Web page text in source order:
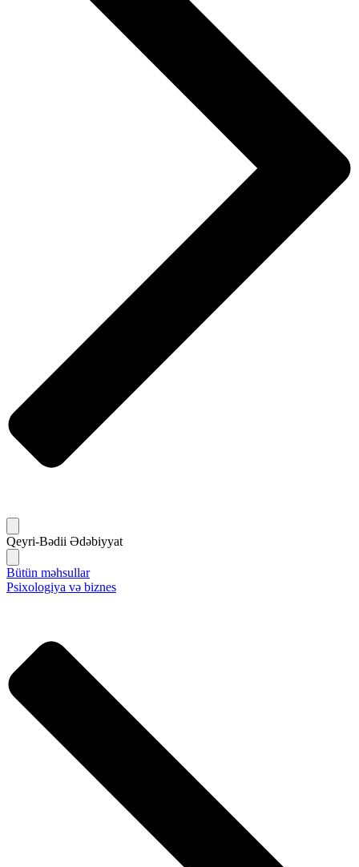
Qeyri-Bədii Ədəbiyyat
Bütün məhsullar
Psixologiya və biznes